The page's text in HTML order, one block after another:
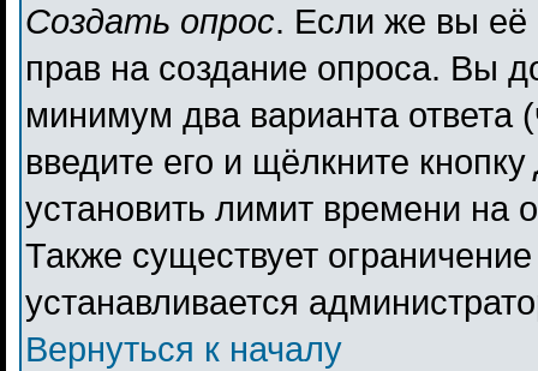
Создать опрос. Если же вы её
прав на создание опроса. Вы
минимум два варианта ответа
введите его и щёлкните кнопку
установить лимит времени на
Также существует
устанавливается
Вернуться к началу